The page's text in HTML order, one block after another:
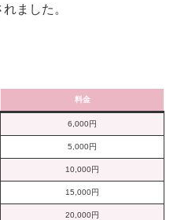
ました。
料金
6,000円
5,000円
10,000円
15,000円
20,000円